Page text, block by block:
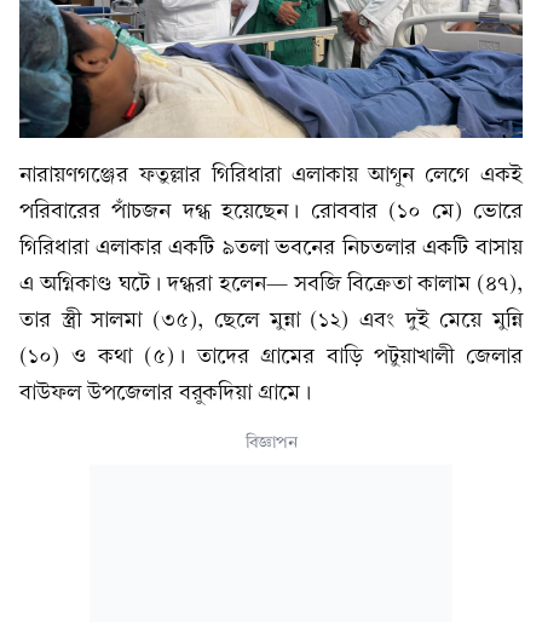
নারায়ণগঞ্জের ফতুল্লার গিরিধারা এলাকায় আগুন লেগে একই
পরিবারের পাঁচজন দগ্ধ হয়েছেন। রোববার (১০ মে) ভোরে
গিরিধারা এলাকার একটি ৯তলা ভবনের নিচতলার একটি বাসায়
এ অগ্নিকাণ্ড ঘটে। দগ্ধরা হলেন— সবজি বিক্রেতা কালাম (৪৭),
তার স্ত্রী সালমা (৩৫), ছেলে মুন্না (১২) এবং দুই মেয়ে মুন্নি
(১০) ও কথা (৫)। তাদের গ্রামের বাড়ি পটুয়াখালী জেলার
বাউফল উপজেলার বরুকদিয়া গ্রামে।
বিজ্ঞাপন